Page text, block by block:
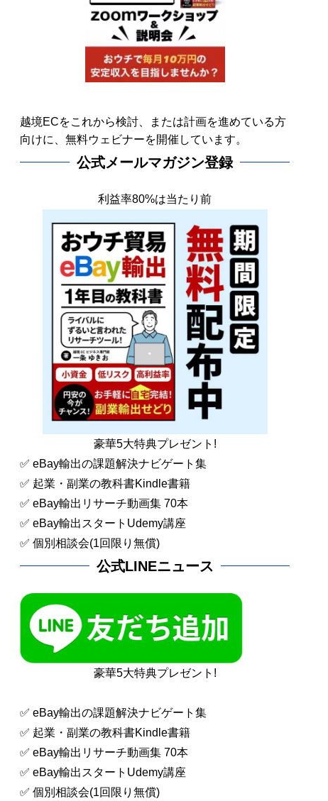
越境ECをこれから検討、または計画を進めている方
向けに、無料ウェビナーを開催しています。
公式メールマガジン登録
利益率80%は当たり前
豪華5大特典プレゼント!
✅ eBay輸出の課題解決ナビゲート集
✅ 起業・副業の教科書Kindle書籍
✅ eBay輸出リサーチ動画集 70本
✅ eBay輸出スタートUdemy講座
✅ 個別相談会(1回限り無償)
公式LINEニュース
豪華5大特典プレゼント!
✅ eBay輸出の課題解決ナビゲート集
✅ 起業・副業の教科書Kindle書籍
✅ eBay輸出リサーチ動画集 70本
✅ eBay輸出スタートUdemy講座
✅ 個別相談会(1回限り無償)